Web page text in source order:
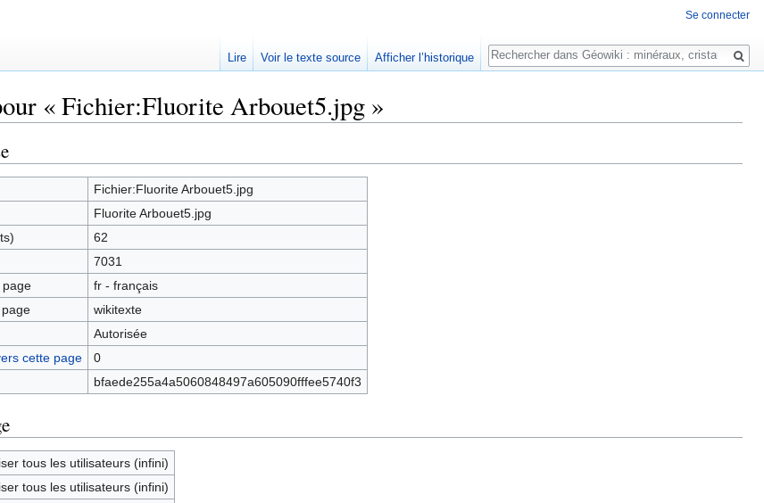
« Fichier:Fluorite Arbouet5.jpg »
Fichier:Fluorite Arbouet5.jpg
Fluorite Arbouet5.jpg
62
7031
fr - français
wikitexte
Autorisée
cette page
0
bfaede255a4a5060848497a605090fffee5740f3
tous les utilisateurs (infini)
tous les utilisateurs (infini)
Se connecter
Lire Voir le texte source Afficher l’historique
Rechercher